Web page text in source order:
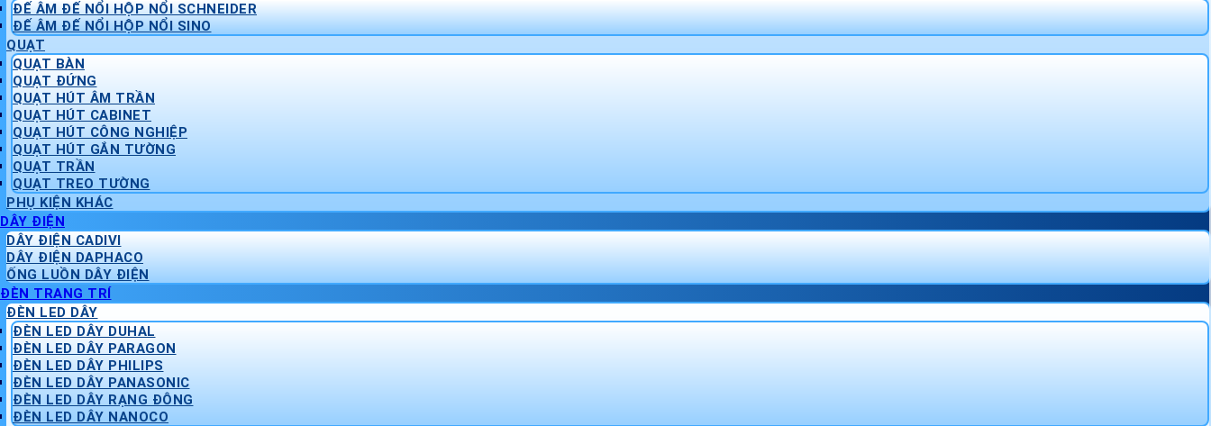
ĐẾ ÂM ĐẾ NỔI HỘP NỔI SCHNEIDER
ĐẾ ÂM ĐẾ NỔI HỘP NỔI SINO
QUẠT
QUẠT BÀN
QUẠT ĐỨNG
QUẠT HÚT ÂM TRẦN
QUẠT HÚT CABINET
QUẠT HÚT CÔNG NGHIỆP
QUẠT HÚT GẮN TƯỜNG
QUẠT TRẦN
QUẠT TREO TƯỜNG
PHỤ KIỆN KHÁC
DÂY ĐIỆN
DÂY ĐIỆN CADIVI
DÂY ĐIỆN DAPHACO
ỐNG LUỒN DÂY ĐIỆN
ĐÈN TRANG TRÍ
ĐÈN LED DÂY
ĐÈN LED DÂY DUHAL
ĐÈN LED DÂY PARAGON
ĐÈN LED DÂY PHILIPS
ĐÈN LED DÂY PANASONIC
ĐÈN LED DÂY RẠNG ĐÔNG
ĐÈN LED DÂY NANOCO